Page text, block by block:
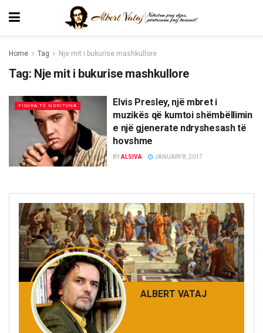
Home Tag Nje mit i bukurise mashkullore
Tag: Nje mit i bukurise mashkullore
FIGURA TË NDRITUNA
Elvis Presley, një mbret i
muzikës që kumtoi shëmbëllimin
e një gjenerate ndryshesash të
hovshme
BYALSIVA JANUARY 8, 2017
ALBERT VATAJ